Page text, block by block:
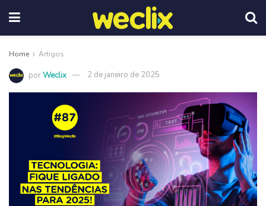
Home Artigos
porWeclix 2 de janeiro de 2025